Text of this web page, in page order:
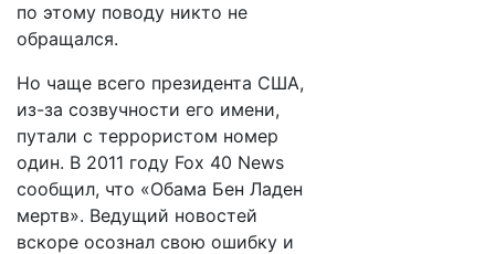
по этому поводу никто не
обращался.
Но чаще всего президента США,
из-за созвучности его имени,
путали с террористом номер
один. В 2011 году Foх 40 News
сообщил, что «Обама Бен Ладен
мертв». Ведущий новостей
вскоре осознал свою ошибку и